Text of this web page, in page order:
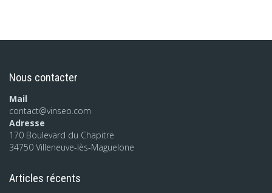
Nous contacter
Mail
contact@vinseo.com
Adresse
170 Boulevard du Chapitre
34750 Villeneuve-lès-Maguelone
Articles récents